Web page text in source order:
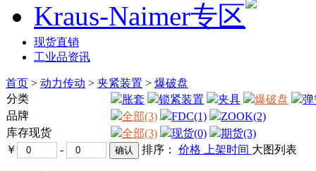
Kraus-Naimer专区
现货直销
工业品资讯
首页 > 动力传动 > 夹紧装置 > 爆破盘
分类
胀套 锁紧装置 夹具 爆破盘
弹
品牌
全部(3) FDC(1)
ZOOK(2)
库存现货
全部(3) 现货(0)
期货(3)
￥
- 排序： 价格 上架时间 大图列表